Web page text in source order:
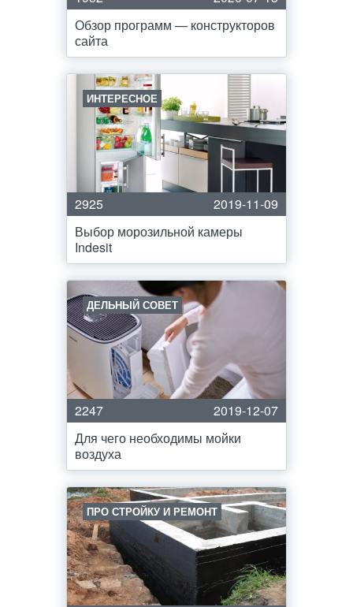
Обзор программ — конструкторов
сайта
ИНТЕРЕСНОЕ
2925
2019-11-09
Выбор морозильной камеры
Indesit
ДЕЛЬНЫЙ СОВЕТ
2247
2019-12-07
Для чего необходимы мойки
воздуха
ПРО СТРОЙКУ И РЕМОНТ